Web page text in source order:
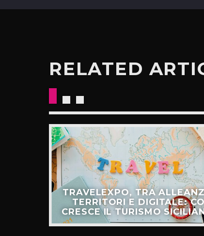
RELATED
TRAVELEXPO, TRA
TERRITORI E DIGITALE:
CRESCE IL TURISMO